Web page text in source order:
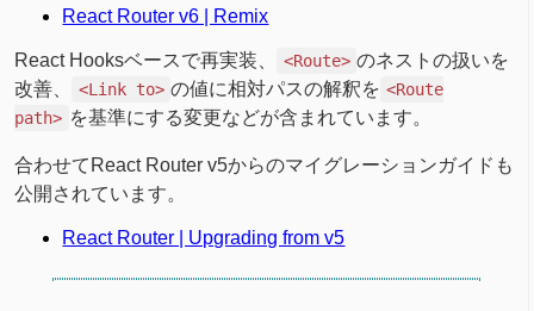
React Router v6 | Remix
React Hooksベースで再実装、 <Route> のネストの扱いを
改善、
<Link to> の値に相対パスの解釈を <Route
path> を基準にする変更などが含まれています。
合わせてReact Router v5からのマイグレーションガイドも
公開されています。
React Router | Upgrading from v5